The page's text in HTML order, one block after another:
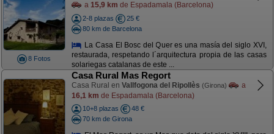
8 Fotos
a 15,9 km de Espadamala (Barcelona)
2-8 plazas
25 €
80 km de Barcelona
La Casa El Bosc del Quer es una masía del siglo XVI,
restaurada, respetando l´arquitectura propia de las casas
solariegas catalanas de este ...
Casa Rural Mas Regort
Casa Rural en Vallfogona del Ripollès (Girona)
a
16,1 km de Espadamala (Barcelona)
10+8 plazas
48 €
70 km de Girona